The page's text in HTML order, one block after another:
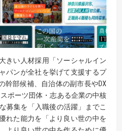
きい人材採用「ソーシャルイン
パンが全社を挙げて支援するプ
幹部候補、自治体の副市長やDX
スポーツ団体・志ある企業の中核
募集を「入職後の活躍」までこ
れた能力を「より良い世の中を